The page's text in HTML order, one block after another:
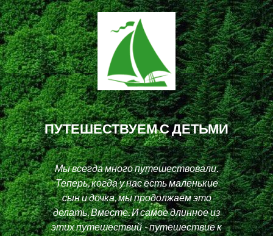
ПУТЕШЕСТВУЕМ С ДЕТЬМИ
Мы всегда много путешествовали.
Теперь, когда у нас есть маленькие
сын и дочка, мы продолжаем это
делать. Вместе. И самое длинное из
этих путешествий - путешествие к